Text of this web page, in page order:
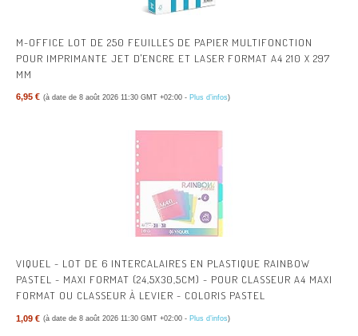
M-OFFICE LOT DE 250 FEUILLES DE PAPIER MULTIFONCTION
POUR IMPRIMANTE JET D'ENCRE ET LASER FORMAT A4 210 X 297
MM
6,95 € (à date de 8 août 2026 11:30 GMT +02:00 - Plus d’infos)
VIQUEL - LOT DE 6 INTERCALAIRES EN PLASTIQUE RAINBOW
PASTEL - MAXI FORMAT (24,5X30,5CM) - POUR CLASSEUR A4 MAXI
FORMAT OU CLASSEUR À LEVIER - COLORIS PASTEL
1,09 € (à date de 8 août 2026 11:30 GMT +02:00 - Plus d’infos)